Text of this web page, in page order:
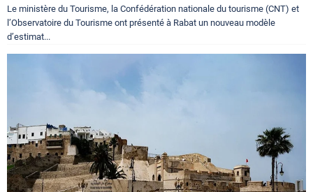
Le ministère du Tourisme, la Confédération nationale du tourisme (CNT) et
l’Observatoire du Tourisme ont présenté à Rabat un nouveau modèle
d’estimat...